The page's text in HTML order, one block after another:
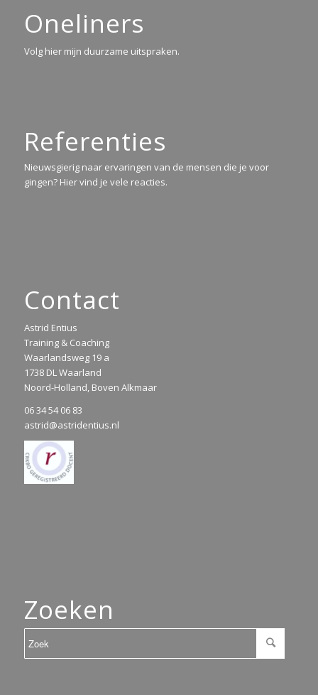
Oneliners
Volg hier mijn duurzame uitspraken.
Referenties
Nieuwsgierig naar ervaringen van de mensen die je voor
gingen? Hier vind je vele reacties.
Contact
Astrid Entius
Training & Coaching
Waarlandsweg 19 a
1738 DL Waarland
Noord-Holland, Boven Alkmaar
06 34 54 06 83
astrid@astridentius.nl
Zoeken